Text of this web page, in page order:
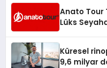
Anato Tour
Lüks
Küresel
9,6 milyar